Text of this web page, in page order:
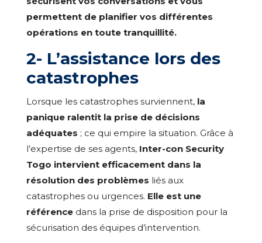
permettent de planifier vos différentes
opérations en toute tranquillité.
2- L’assistance lors des
catastrophes
Lorsque les catastrophes surviennent, la
panique ralentit la prise de décisions
adéquates ; ce qui empire la situation. Grâce à
l’expertise de ses agents, Inter-con Security
Togo intervient efficacement dans la
résolution des problèmes liés aux
catastrophes ou urgences. Elle est une
référencedans la prise de disposition pour la
sécurisation des équipes d’intervention.